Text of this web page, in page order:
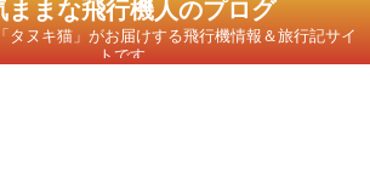
ままな飛行機人のプログ
タヌキ猫」がお届けする飛行機情報＆旅行記サイ
トです。